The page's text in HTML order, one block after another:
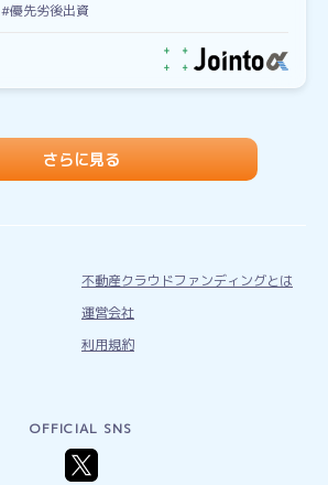
#優先劣後出資
さらに見る
不動産クラウドファンディングとは
運営会社
利用規約
OFFICIAL SNS